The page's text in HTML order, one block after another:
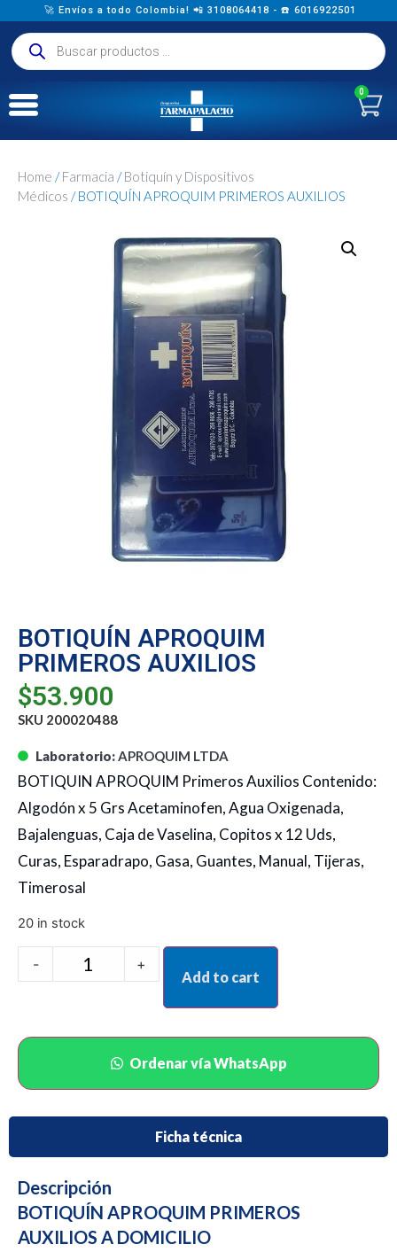
🚀 Envíos a todo Colombia! 📲 3108064418 - ☎️ 6016922501
0
Home /Farmacia /Botiquín y Dispositivos
Médicos / BOTIQUÍN APROQUIM PRIMEROS AUXILIOS
BOTIQUÍN APROQUIM
PRIMEROS AUXILIOS
$53.900
SKU 200020488
Laboratorio:APROQUIM LTDA
BOTIQUIN APROQUIM Primeros Auxilios Contenido:
Algodón x 5 Grs Acetaminofen, Agua Oxigenada,
Bajalenguas, Caja de Vaselina, Copitos x 12 Uds,
Curas, Esparadrapo, Gasa, Guantes, Manual, Tijeras,
Timerosal
20 in stock
- +
Add to cart
Ordenar vía WhatsApp
Ficha técnica
Descripción
BOTIQUÍN APROQUIM PRIMEROS
AUXILIOS A DOMICILIO